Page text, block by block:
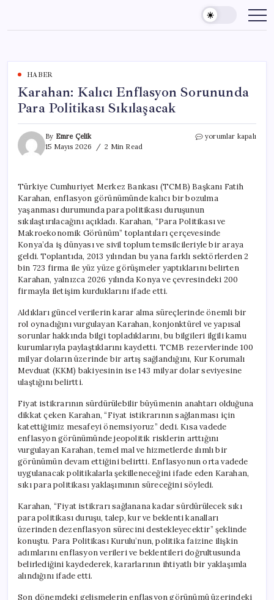
content
HABER
Karahan: Kalıcı Enflasyon Sorununda
Para Politikası Sıkılaşacak
By Emre Çelik
15 Mayıs 2026
2 Min Read
Karahan:
Politikası
Sıkılaşacak
yorumlar kapalı
Türkiye Cumhuriyet Merkez Bankası (TCMB) Başkanı Fatih
Karahan, enflasyon görünümünde kalıcı bir bozulma
yaşanması durumunda para politikası duruşunun
sıkılaştırılacağını açıkladı. Karahan, “Para Politikası ve
Makroekonomik Görünüm” toplantıları çerçevesinde
Konya’da iş dünyası ve sivil toplum temsilcileriyle bir araya
geldi. Toplantıda, 2013 yılından bu yana farklı sektörlerden 2
bin 723 firma ile yüz yüze görüşmeler yaptıklarını belirten
Karahan, yalnızca 2026 yılında Konya ve çevresindeki 200
firmayla iletişim kurduklarını ifade etti.
Aldıkları güncel verilerin karar alma süreçlerinde önemli bir
rol oynadığını vurgulayan Karahan, konjonktürel ve yapısal
sorunlar hakkında bilgi topladıklarını, bu bilgileri ilgili kamu
kurumlarıyla paylaştıklarını kaydetti. TCMB rezervlerinde 100
milyar doların üzerinde bir artış sağlandığını, Kur Korumalı
Mevduat (KKM) bakiyesinin ise 143 milyar dolar seviyesine
ulaştığını belirtti.
Fiyat istikrarının sürdürülebilir büyümenin anahtarı olduğuna
dikkat çeken Karahan, “Fiyat istikrarının sağlanması için
katettiğimiz mesafeyi önemsiyoruz” dedi. Kısa vadede
enflasyon görünümünde jeopolitik risklerin arttığını
vurgulayan Karahan, temel mal ve hizmetlerde ılımlı bir
görünümün devam ettiğini belirtti. Enflasyonun orta vadede
uygulanacak politikalarla şekilleneceğini ifade eden Karahan,
sıkı para politikası yaklaşımının süreceğini söyledi.
Karahan, “Fiyat istikrarı sağlanana kadar sürdürülecek sıkı
para politikası duruşu, talep, kur ve beklenti kanalları
üzerinden dezenflasyon sürecini destekleyecektir” şeklinde
konuştu. Para Politikası Kurulu’nun, politika faizine ilişkin
adımlarını enflasyon verileri ve beklentileri doğrultusunda
belirlediğini kaydederek, kararlarının ihtiyatlı bir yaklaşımla
alındığını ifade etti.
Son dönemdeki gelişmelerin enflasyon görünümü üzerindeki